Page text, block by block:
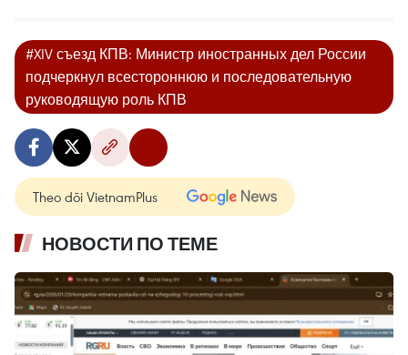
#XIV съезд КПВ: Министр иностранных дел России
подчеркнул всестороннюю и последовательную
руководящую роль КПВ
Theo dõi VietnamPlus
НОВОСТИ ПО ТЕМЕ